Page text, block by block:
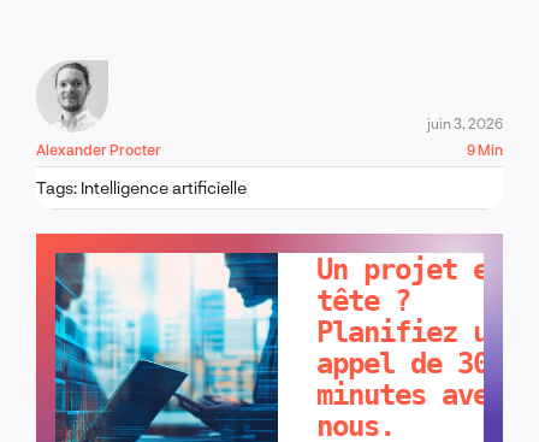
Alexander Procter
juin 3, 2026
9 Min
Tags: Intelligence artificielle
Un projet en
tête ?
Planifiez un
appel de 30
minutes avec
nous.